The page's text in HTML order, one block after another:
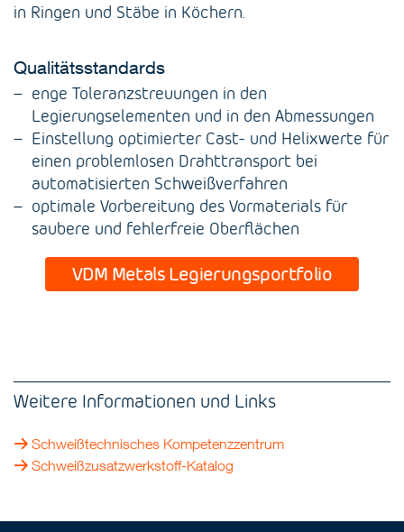
in Ringen und Stäbe in Köchern.
Qualitätsstandards
enge Toleranzstreuungen in den
Legierungselementen und in den Abmessungen
Einstellung optimierter Cast- und Helixwerte für
einen problemlosen Drahttransport bei
automatisierten Schweißverfahren
optimale Vorbereitung des Vormaterials für
saubere und fehlerfreie Oberflächen
VDM Metals Legierungsportfolio
Weitere Informationen und Links
Schweißtechnisches Kompetenzzentrum
Schweißzusatzwerkstoff-Katalog